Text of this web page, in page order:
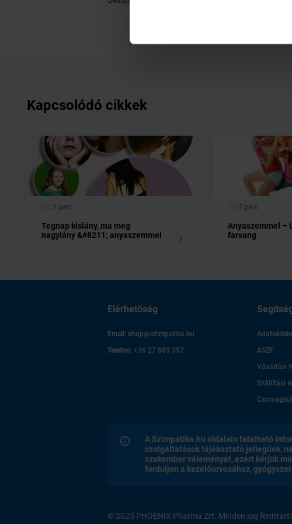
Kapcsolódó cikkek
2 perc
Tegnap kislány, ma meg
nagylány &#8211; anyaszemmel
2 perc
Anyaszemmel –
farsang
Elérhetőség
Email: shop@szimpatika.hu
Telefon: +36 27 889 357
ASZF
Vásárlási
Szállítási
A Szimpatika.hu oldalain található
szolgáltatások tájékoztató jellegűek,
szakember véleményét, ezért kérjük
forduljon a kezelőorvosához,
© 2025 PHOENIX Pharma Zrt. Minden jog